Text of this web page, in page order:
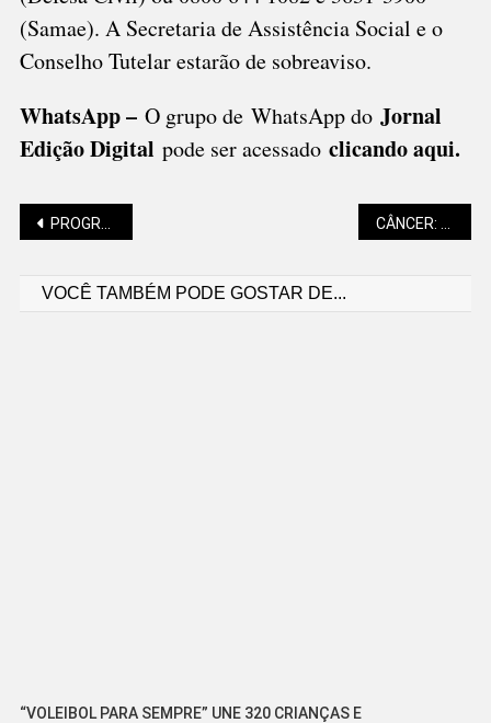
(Samae). A Secretaria de Assistência Social e o
Conselho Tutelar estarão de sobreaviso.
WhatsApp – O grupo de WhatsApp do Jornal
Edição Digital pode ser acessado clicando aqui.
Navegação
PROGRAMAÇÃO NATALINA DE SÃO BENTO É DIVULGADA
VOCÊ TAMBÉM PODE GOSTAR DE...
“VOLEIBOL PARA SEMPRE” UNE 320 CRIANÇAS E